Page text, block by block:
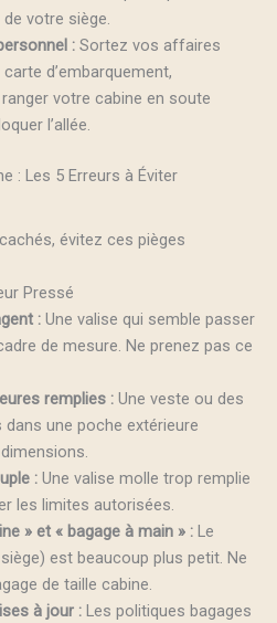
votre siège.
: Sortez vos affaires
d’embarquement,
votre cabine en soute
l’allée.
: Les 5 Erreurs à Éviter
évitez ces pièges
Pressé
: Une valise qui semble passer
de mesure. Ne prenez pas ce
remplies : Une veste ou des
une poche extérieure
: Une valise molle trop remplie
les limites autorisées.
» et « bagage à main » : Le
est beaucoup plus petit. Ne
de taille cabine.
à jour : Les politiques bagages